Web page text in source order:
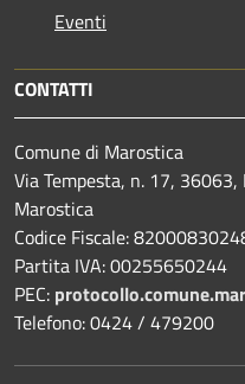
Eventi
CONTATTI
Comune di Marostica
Via Tempesta, n. 17,
Marostica
Codice Fiscale:
Partita IVA: 00255650244
PEC:
Telefono: 0424 / 479200